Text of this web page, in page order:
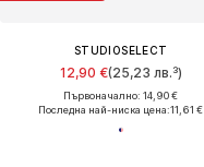
STUDIOSELECT
12,90 €(25,23 лв.³)
Първоначално: 14,90 €
Последна най-ниска цена:11,61 €